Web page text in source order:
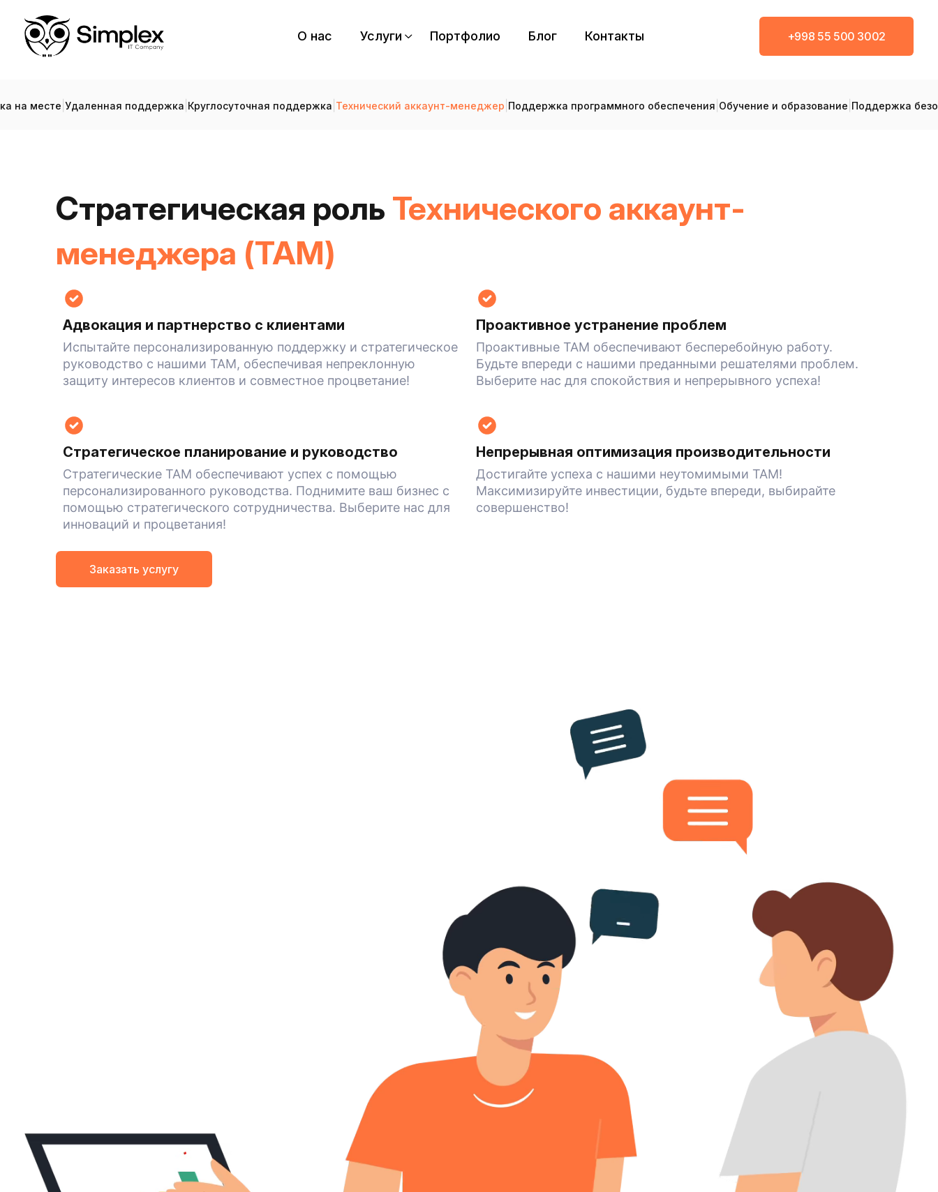
+998 55 500 3002
О нас Услуги Портфолио Блог Контакты
на месте Удаленная поддержка Круглосуточная поддержка Технический аккаунт-менеджер Поддержка программного обеспечения Обучение и образование Поддержка
Стратегическая роль Технического аккаунт-
менеджера (TAM)
Адвокация и партнерство с клиентами
Испытайте персонализированную поддержку и стратегическое
руководство с нашими TAM, обеспечивая непреклонную
защиту интересов клиентов и совместное процветание!
Проактивное устранение проблем
Проактивные TAM обеспечивают бесперебойную работу.
Будьте впереди с нашими преданными решателями проблем.
Выберите нас для спокойствия и непрерывного успеха!
Стратегическое планирование и руководство
Стратегические TAM обеспечивают успех с помощью
персонализированного руководства. Поднимите ваш бизнес с
помощью стратегического сотрудничества. Выберите нас для
инноваций и процветания!
Непрерывная оптимизация производительности
Достигайте успеха с нашими неутомимыми TAM!
Максимизируйте инвестиции, будьте впереди, выбирайте
совершенство!
Заказать услугу